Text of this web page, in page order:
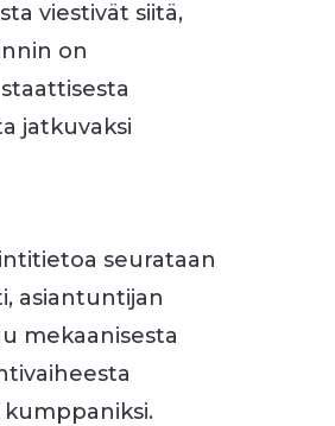
viestivät siitä,
on
jatkuvaksi
seurataan
asiantuntijan
mekaanisesta